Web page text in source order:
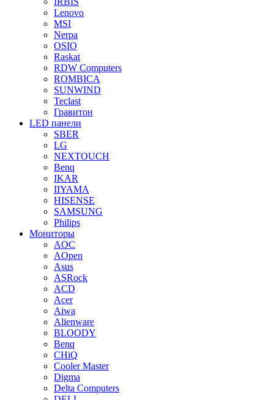
Lenovo
MSI
Nerpa
OSIO
Raskat
RDW Computers
ROMBICA
SUNWIND
Teclast
Гравитон
LED панели
SBER
LG
NEXTOUCH
Benq
IKAR
IIYAMA
HISENSE
SAMSUNG
Philips
Мониторы
AOC
AOpen
Asus
ASRock
ACD
Acer
Aiwa
Alienware
BLOODY
Benq
CHiQ
Cooler Master
Digma
Delta Computers